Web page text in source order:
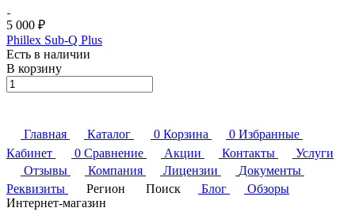
5 000 ₽
Phillex Sub-Q Plus
Есть в наличии
В корзину
Главная Каталог 0 Корзина 0 Избранные
Кабинет
0 Сравнение Акции Контакты
Услуги
Отзывы
Компания Лицензии
Документы
Реквизиты
Регион Поиск Блог
Обзоры
Интернет-магазин